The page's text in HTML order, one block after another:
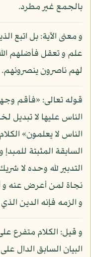
بالجمع غير مطرد.
و معنى الآية: بل اتبع
علم و تعقل فأضلهم
لهم ناصرون ينصرونهم.
قوله تعالى: «فأقم
الناس عليها لا تبديل
الناس لا يعلمون»
السابقة المثبتة
التدبير لله وحده لا
نجاة لمن أعرض عنه و
و الزمه فإنه الدين
و قيل: الكلام متفرع
البيان السابق الدال